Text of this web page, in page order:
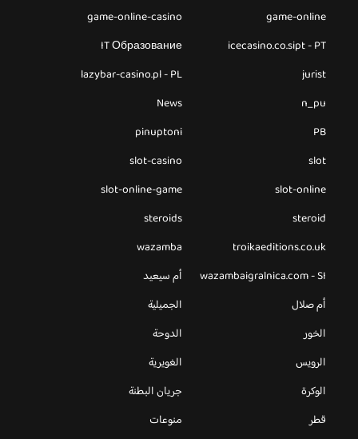
game-online
game-online-casino
icecasino.co.sipt - PT
IT Образование
jurist
lazybar-casino.pl - PL
n_pu
News
PB
pinuptoni
slot
slot-casino
slot-online
slot-online-game
steroid
steroids
troikaeditions.co.uk
wazamba
wazambaigralnica.com - SI
أم سيعيد
أم صلال
الجميلية
الخور
الدوحة
الرويس
الغويرية
الوكرة
جريان البطنة
قطر
منوعات